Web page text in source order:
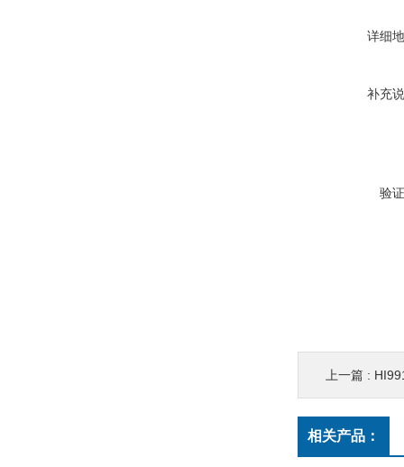
详细
补充
验
上一篇 :
相关产品：